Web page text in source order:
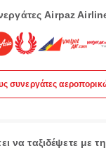
Airpaz
συνεργάτες
να ταξιδέψετε με